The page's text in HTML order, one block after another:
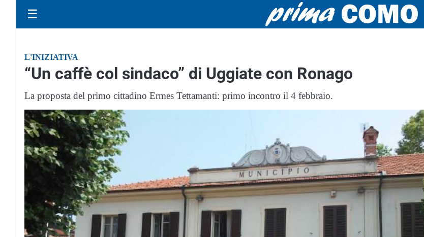
☰
L'INIZIATIVA
“Un caffè col sindaco” di Uggiate con Ronago
La proposta del primo cittadino Ermes Tettamanti: primo incontro il 4 febbraio.